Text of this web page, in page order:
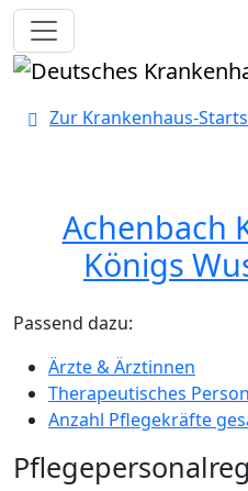
Toggle navigation
Zur Krankenhaus-
Achenbach
Königs
Passend dazu:
Ärzte & Ärztinnen
Therapeutisches
Anzahl Pflegekräfte